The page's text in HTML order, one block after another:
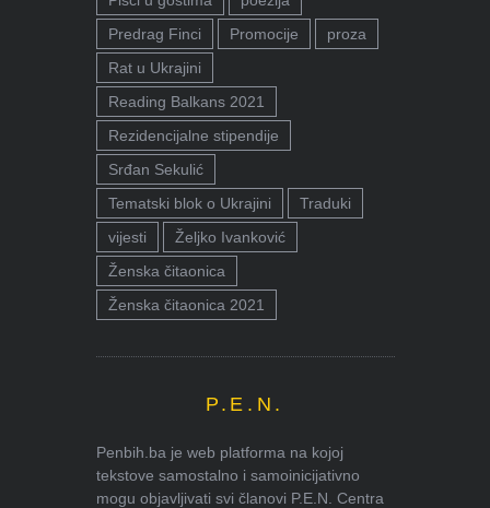
Predrag Finci
Promocije
proza
Rat u Ukrajini
Reading Balkans 2021
Rezidencijalne stipendije
Srđan Sekulić
Tematski blok o Ukrajini
Traduki
vijesti
Željko Ivanković
Ženska čitaonica
Ženska čitaonica 2021
P.E.N.
Penbih.ba je web platforma na kojoj
tekstove samostalno i samoinicijativno
mogu objavljivati svi članovi P.E.N. Centra